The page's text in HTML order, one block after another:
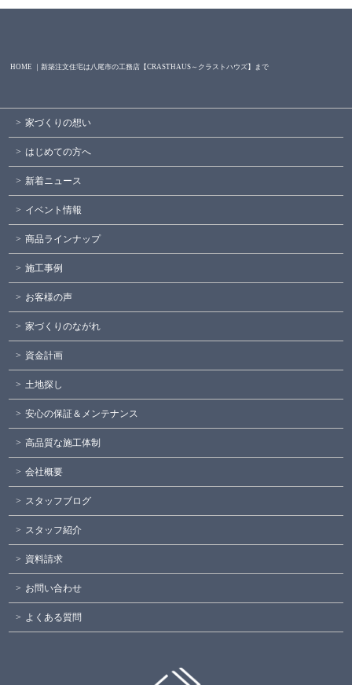
HOME ｜新築注文住宅は八尾市の工務店【CRASTHAUS～クラストハウズ】まで
家づくりの想い
はじめての方へ
新着ニュース
イベント情報
商品ラインナップ
施工事例
お客様の声
家づくりのながれ
資金計画
土地探し
安心の保証＆メンテナンス
高品質な施工体制
会社概要
スタッフブログ
スタッフ紹介
資料請求
お問い合わせ
よくある質問